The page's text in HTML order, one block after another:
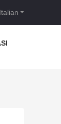
Italian